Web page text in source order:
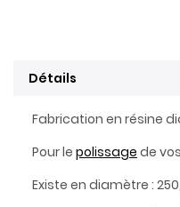
Détails
Fabrication en résine
Pour le polissage de
Existe en diamètre :